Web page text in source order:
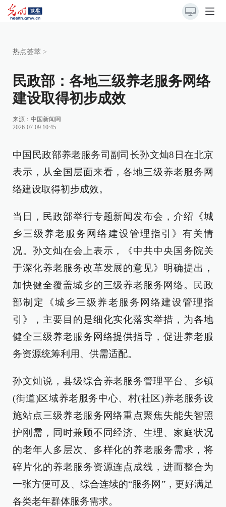
热点荟萃 >
民政部：各地三级养老服务网络
建设取得初步成效
来源： 中国新闻网
2026-07-09 10:45
中国民政部养老服务司副司长孙文灿8日在北京
表示，从全国层面来看，各地三级养老服务网
络建设取得初步成效。
当日，民政部举行专题新闻发布会，介绍《城
乡三级养老服务网络建设管理指引》有关情
况。孙文灿在会上表示，《中共中央国务院关
于深化养老服务改革发展的意见》明确提出，
加快健全覆盖城乡的三级养老服务网络。民政
部制定《城乡三级养老服务网络建设管理指
引》，主要目的是细化实化落实举措，为各地
健全三级养老服务网络提供指导，促进养老服
务资源统筹利用、供需适配。
孙文灿说，县级综合养老服务管理平台、乡镇
(街道)区域养老服务中心、村(社区)养老服务设
施站点三级养老服务网络重点聚焦失能失智照
护刚需，同时兼顾不同经济、生理、家庭状况
的老年人多层次、多样化的养老服务需求，将
碎片化的养老服务资源连点成线，进而整合为
一张方便可及、综合连续的“服务网”，更好满足
各类老年群体服务需求。